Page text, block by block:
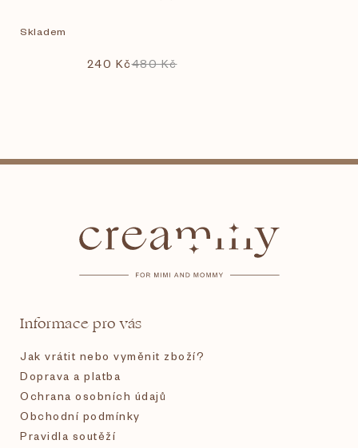
Skladem
240 Kč480 Kč
Informace pro vás
Jak vrátit nebo vyměnit zboží?
Doprava a platba
Ochrana osobních údajů
Obchodní podmínky
Pravidla soutěží